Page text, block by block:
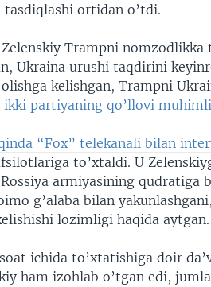
ortidan o’tdi.
Trampni nomzodlikka
Ukraina urushi taqdirini
kelishgan, Trampni
ikki partiyaning qo’llovi
“Fox” telekanali bilan
to’xtaldi. U
armiyasining qudratiga
g’alaba bilan
lozimligi haqida aytgan.
ichida to’xtatishiga doir
ham izohlab o’tgan edi,